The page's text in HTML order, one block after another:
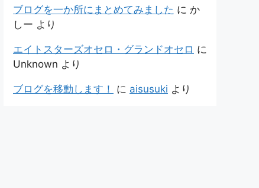
ブログを一か所にまとめてみました に か
しー より
エイトスターズオセロ・グランドオセロ に
Unknown より
ブログを移動します！ に aisusuki より